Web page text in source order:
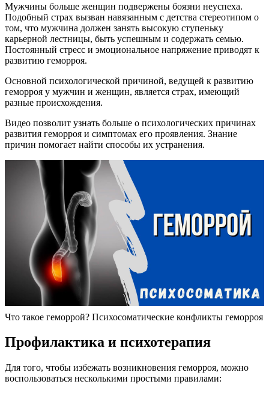
Мужчины больше женщин подвержены боязни неуспеха.
Подобный страх вызван навязанным с детства стереотипом о
том, что мужчина должен занять высокую ступеньку
карьерной лестницы, быть успешным и содержать семью.
Постоянный стресс и эмоциональное напряжение приводят к
развитию геморроя.
Основной психологической причиной, ведущей к развитию
геморроя у мужчин и женщин, является страх, имеющий
разные происхождения.
Видео позволит узнать больше о психологических причинах
развития геморроя и симптомах его проявления. Знание
причин помогает найти способы их устранения.
Что такое геморрой? Психосоматические конфликты геморроя
Профилактика и психотерапия
Для того, чтобы избежать возникновения геморроя, можно
воспользоваться несколькими простыми правилами: